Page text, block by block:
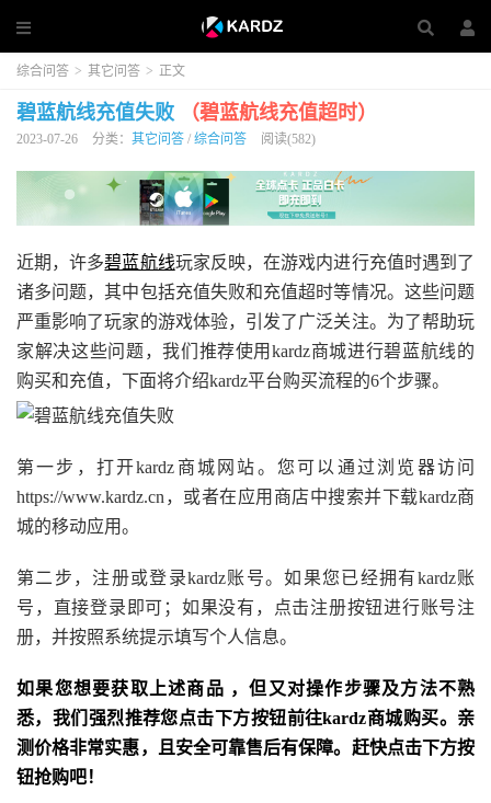
综合问答 > 其它问答 > 正文
碧蓝航线充值失败 （碧蓝航线充值超时）
2023-07-26 分类： 其它问答 / 综合问答 阅读(582)
近期，许多碧蓝航线玩家反映，在游戏内进行充值时遇到了
诸多问题，其中包括充值失败和充值超时等情况。这些问题
严重影响了玩家的游戏体验，引发了广泛关注。为了帮助玩
家解决这些问题，我们推荐使用kardz商城进行碧蓝航线的
购买和充值，下面将介绍kardz平台购买流程的6个步骤。
第一步，打开kardz商城网站。您可以通过浏览器访问
https://www.kardz.cn，或者在应用商店中搜索并下载kardz商
城的移动应用。
第二步，注册或登录kardz账号。如果您已经拥有kardz账
号，直接登录即可；如果没有，点击注册按钮进行账号注
册，并按照系统提示填写个人信息。
如果您想要获取上述商品 ，但又对操作步骤及方法不熟
悉，我们强烈推荐您点击下方按钮前往kardz商城购买。亲
测价格非常实惠，且安全可靠售后有保障。赶快点击下方按
钮抢购吧！